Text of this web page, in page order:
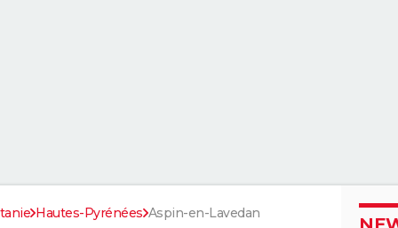
Hautes-Pyrénées Aspin-en-Lavedan